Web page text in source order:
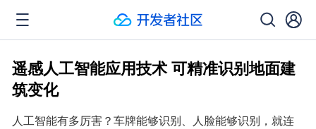
遥感人工智能应用技术 可精准识别地面建
筑变化
人工智能有多厉害？车牌能够识别、人脸能够识别，就连